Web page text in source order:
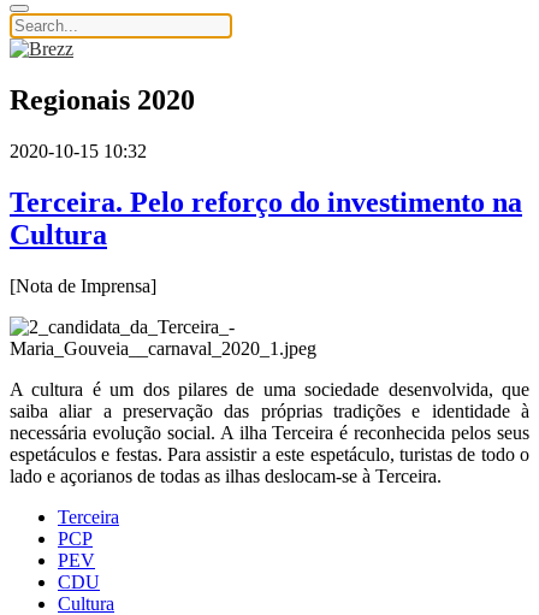
Regionais 2020
2020-10-15 10:32
Terceira. Pelo reforço do investimento na
Cultura
[Nota de Imprensa]
A cultura é um dos pilares de uma sociedade desenvolvida, que
saiba aliar a preservação das próprias tradições e identidade à
necessária evolução social. A ilha Terceira é reconhecida pelos seus
espetáculos e festas. Para assistir a este espetáculo, turistas de todo o
lado e açorianos de todas as ilhas deslocam-se à Terceira.
Terceira
PCP
PEV
CDU
Cultura